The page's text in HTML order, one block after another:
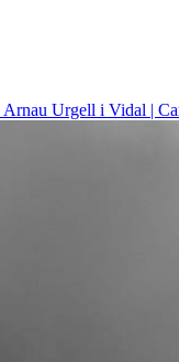
Arnau Urgell i Vidal |